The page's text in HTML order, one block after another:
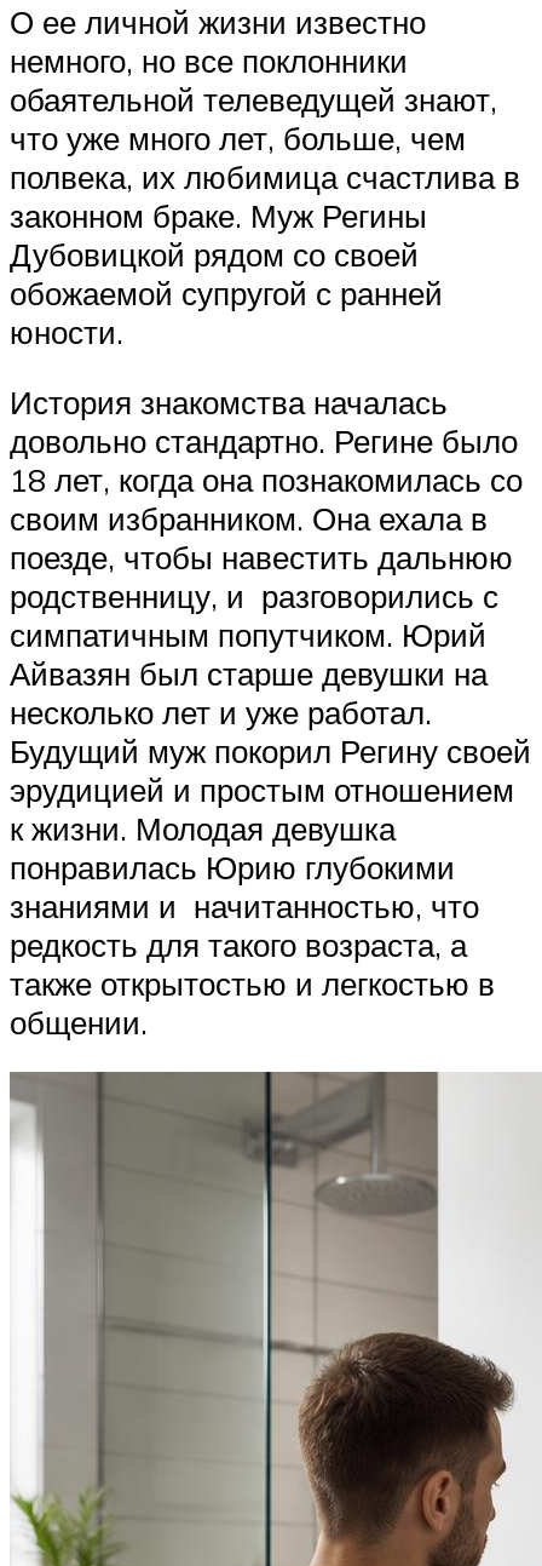
О ее личной жизни известно
немного, но все поклонники
обаятельной телеведущей знают,
что уже много лет, больше, чем
полвека, их любимица счастлива в
законном браке. Муж Регины
Дубовицкой рядом со своей
обожаемой супругой с ранней
юности.
История знакомства началась
довольно стандартно. Регине было
18 лет, когда она познакомилась со
своим избранником. Она ехала в
поезде, чтобы навестить дальнюю
родственницу, и разговорились с
симпатичным попутчиком. Юрий
Айвазян был старше девушки на
несколько лет и уже работал.
Будущий муж покорил Регину своей
эрудицией и простым отношением
к жизни. Молодая девушка
понравилась Юрию глубокими
знаниями и начитанностью, что
редкость для такого возраста, а
также открытостью и легкостью в
общении.